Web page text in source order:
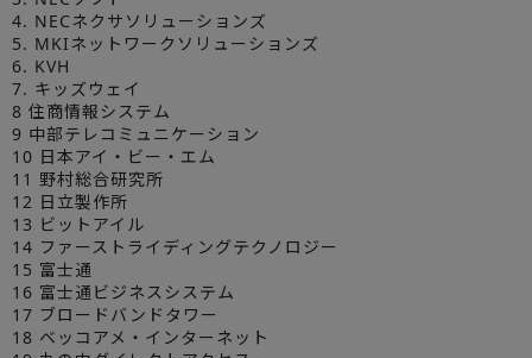
4. NECネクサソリューションズ
5. MKIネットワークソリューションズ
6. KVH
7. キッズウェイ
8 住商情報システム
9 中部テレコミュニケーション
10 日本アイ・ビー・エム
11 野村総合研究所
12 日立製作所
13 ビットアイル
14 ファーストライディングテクノロジー
15 富士通
16 富士通ビジネスシステム
17 ブロードバンドタワー
18 ベッコアメ・インターネット